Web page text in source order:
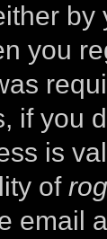
by
you
if you
is
of
email